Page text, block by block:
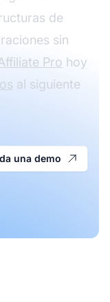
de
sin
Pro hoy
al siguiente
una demo